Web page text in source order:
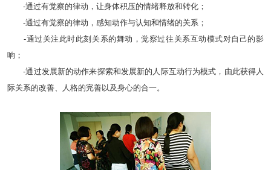
-通过有觉察的律动，让身体积压的情绪释放和转化；
-通过有觉察的律动，感知动作与认知和情绪的关系；
-通过关注此时此刻关系的舞动，觉察过往关系互动模式对自己的影
响；
-通过发展新的动作来探索和发展新的人际互动行为模式，由此获得人
际关系的改善、人格的完善以及身心的合一。